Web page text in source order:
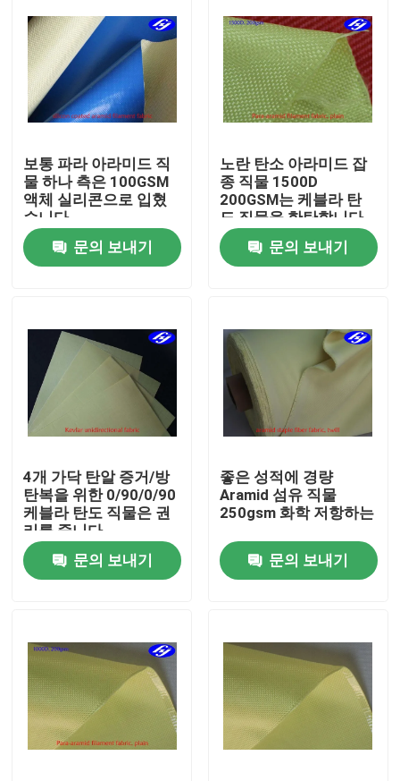
홈
동영상
회사 소개
공장 투어
품질 관리
뉴스
견적 요청
보통 파라 아라미드 직
물 하나 측은 100GSM
액체 실리콘으로 입혔
습니다
문의 보내기
노란 탄소 아라미드 잡
종 직물 1500D
200GSM는 케블라 탄
도 직물을 한탄합니다
문의 보내기
4개 가닥 탄알 증거/방
탄복을 위한 0/90/0/90
케블라 탄도 직물은 권
리를 줍니다
문의 보내기
좋은 성적에 경량
Aramid 섬유 직물
250gsm 화학 저항하는
문의 보내기